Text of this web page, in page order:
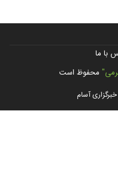
با ما
محفوظ است
آسام